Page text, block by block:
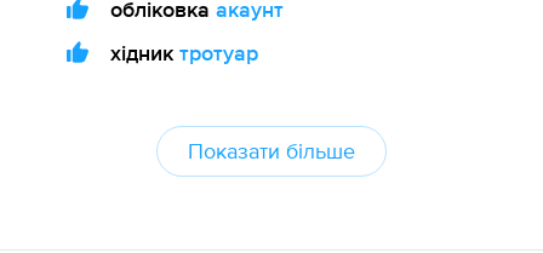
обліковка акаунт
хідник тротуар
Показати більше